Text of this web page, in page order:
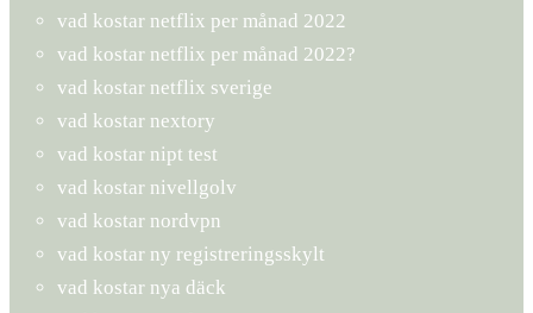
vad kostar netflix per månad 2022
vad kostar netflix per månad 2022?
vad kostar netflix sverige
vad kostar nextory
vad kostar nipt test
vad kostar nivellgolv
vad kostar nordvpn
vad kostar ny registreringsskylt
vad kostar nya däck